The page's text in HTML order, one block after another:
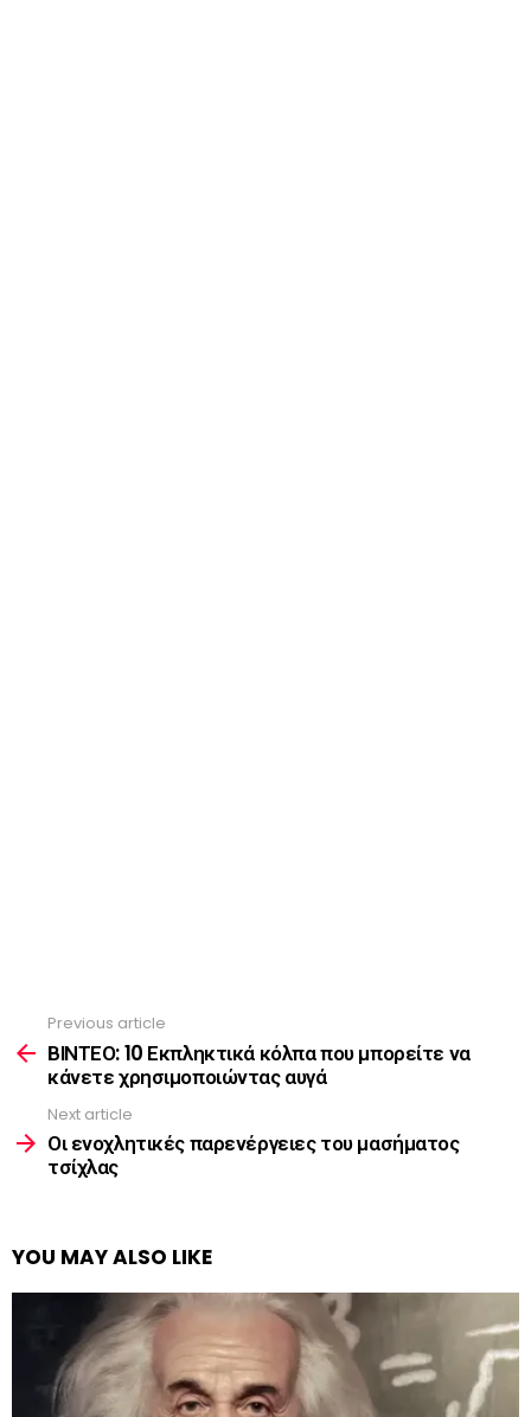
more
Previous article
ΒΙΝΤΕΟ: 10 Εκπληκτικά κόλπα που μπορείτε να
κάνετε χρησιμοποιώντας αυγά
Next article
Οι ενοχλητικές παρενέργειες του μασήματος
τσίχλας
YOU MAY ALSO LIKE